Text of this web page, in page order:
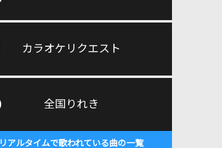
カラオケリクエスト
全国りれき
リアルタイムで歌われている曲の一覧